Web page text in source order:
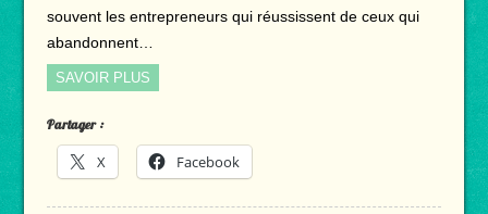
souvent les entrepreneurs qui réussissent de ceux qui
abandonnent…
SAVOIR PLUS
Partager :
X Facebook